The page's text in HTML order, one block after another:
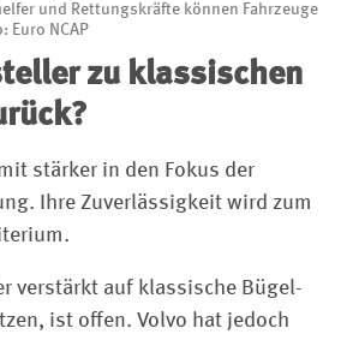
und Rettungskräfte können Fahrzeuge
Euro NCAP
zu klassischen
stärker in den Fokus der
Ihre Zuverlässigkeit wird zum
verstärkt auf klassische Bügel-
ist offen. Volvo hat jedoch